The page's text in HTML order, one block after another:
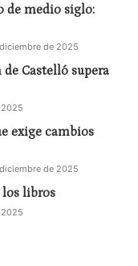
de medio siglo:
de 2025
Castelló supera
exige cambios
de 2025
los libros